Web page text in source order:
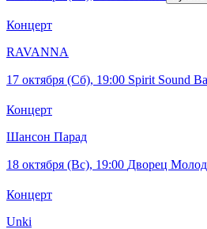
Концерт
RAVANNA
17 октября (Сб), 19:00 Spirit Sound
Концерт
Шансон Парад
18 октября (Вс), 19:00 Дворец
Концерт
Unki